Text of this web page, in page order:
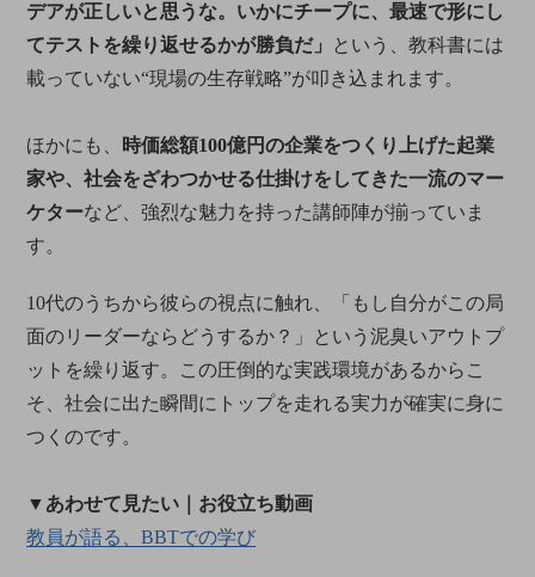
デアが正しいと思うな。いかにチープに、最速で形にし
てテストを繰り返せるかが勝負だ」
という、教科書には
載っていない“現場の生存戦略”が叩き込まれます。
ほかにも、 時価総額100億円の企業をつくり上げた起業
家や、社会をざわつかせる仕掛けをしてきた一流のマー
ケターなど、強烈な魅力を持った講師陣が揃っていま
す。
10代のうちから彼らの視点に触れ、「もし自分がこの局
面のリーダーならどうするか？」という泥臭いアウトプ
ットを繰り返す。この圧倒的な実践環境があるからこ
そ、社会に出た瞬間にトップを走れる実力が確実に身に
つくのです。
▼あわせて見たい｜お役立ち動画
教員が語る、BBTでの学び